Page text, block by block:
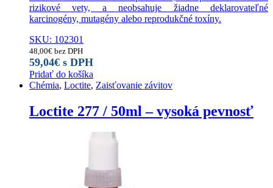
rizikové vety, a neobsahuje žiadne deklarovateľné
karcinogény, mutagény alebo reprodukčné toxíny.
SKU: 102301
48,00€ bez DPH
59,04€ s DPH
Pridať do košíka
Chémia, Loctite, Zaisťovanie závitov
Loctite 277 / 50ml – vysoká pevnosť